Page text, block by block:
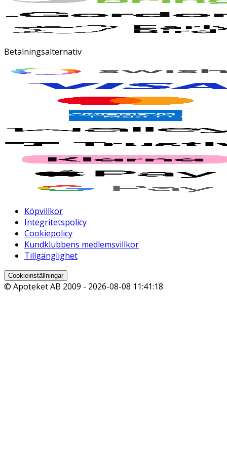
Betalningsalternativ
Köpvillkor
Integritetspolicy
Cookiepolicy
Kundklubbens medlemsvillkor
Tillgänglighet
Cookieinställningar
© Apoteket AB 2009 - 2026-08-08 11:41:18